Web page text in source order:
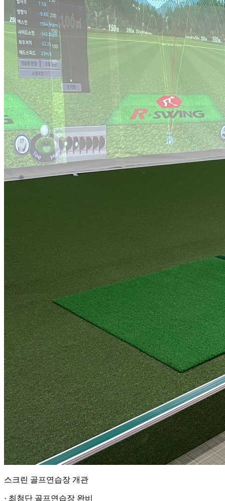
스크린 골프연습장 개관
· 최첨단 골프연습장 완비